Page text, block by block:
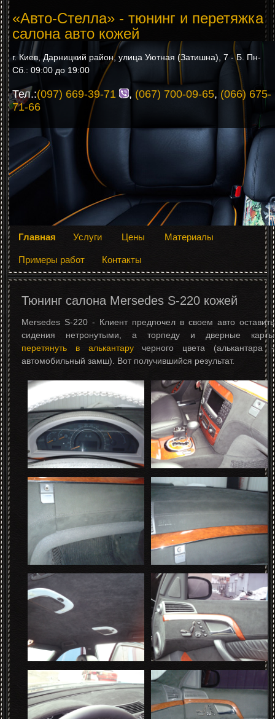
«Авто-Стелла» - тюнинг и перетяжка
салона авто кожей
г. Киев, Дарницкий район, улица Уютная (Затишна), 7 - Б. Пн-
Сб.: 09:00 до 19:00
Тел.:(097) 669-39-71 , (067) 700-09-65, (066) 675-
71-66
Главная Услуги Цены Материалы
Примеры работ Контакты
Тюнинг салона Mersedes S-220 кожей
Mersedes S-220 - Клиент предпочел в своем авто оставить
сидения нетронутыми, а торпеду и дверные карты
перетянуть в алькантаручерного цвета (алькантара -
автомобильный замш). Вот получившийся результат.